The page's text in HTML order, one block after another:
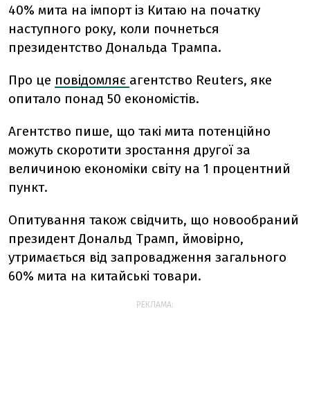
40% мита на імпорт із Китаю на початку
наступного року, коли почнеться
президентство Дональда Трампа.
Про це повідомляє агентство Reuters, яке
опитало понад 50 економістів.
Агентство пише, що такі мита потенційно
можуть скоротити зростання другої за
величиною економіки світу на 1 процентний
пункт.
Опитування також свідчить, що новообраний
президент Дональд Трамп, ймовірно,
утримається від запровадження загального
60% мита на китайські товари.
РЕКЛАМА: